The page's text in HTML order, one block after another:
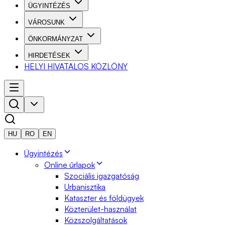
ÜGYINTÉZÉS
VÁROSUNK
ÖNKORMÁNYZAT
HIRDETÉSEK
HELYI HIVATALOS KÖZLÖNY
HU RO EN
Ügyintézés
Online űrlapok
Szociális igazgatóság
Urbanisztika
Kataszter és földügyek
Közterület-használat
Közszolgáltatások